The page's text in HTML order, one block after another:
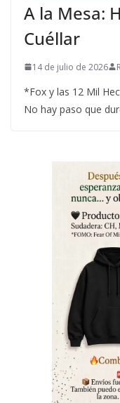
A la Mesa:
Cuéllar
14 de julio de 2026
*Fox y las 12 Mil
No hay paso que